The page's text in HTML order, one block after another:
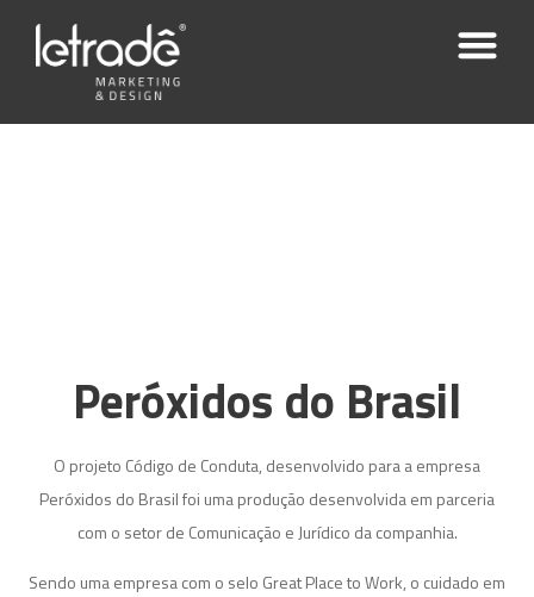
Peróxidos do Brasil
O projeto Código de Conduta, desenvolvido para a empresa
Peróxidos do Brasil foi uma produção desenvolvida em parceria
com o setor de Comunicação e Jurídico da companhia.
Sendo uma empresa com o selo Great Place to Work, o cuidado em